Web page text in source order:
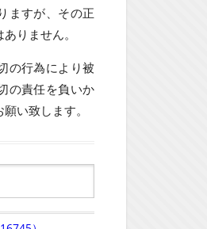
ますが、その正
りません。
の行為により被
の責任を負いか
い致します。